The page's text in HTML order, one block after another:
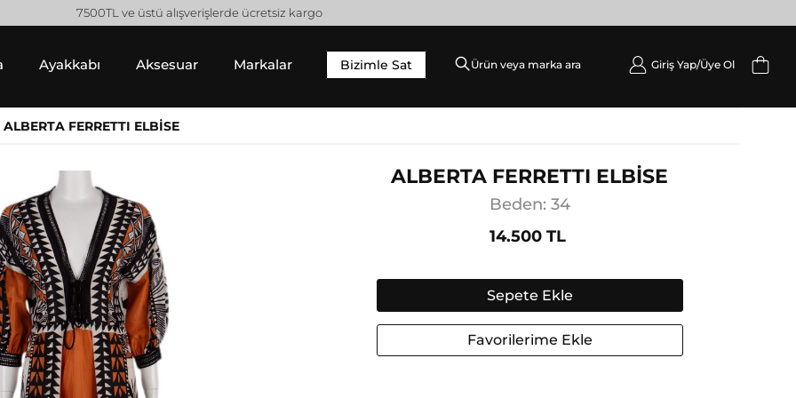
7500TL ve üstü alışverişlerde ücretsiz kargo
Ceket
Yelek
Ayakkabı Aksesuar Markalar
Gucci
Helmut Lang
Isabel Marant
Jil Sander
Jimmy Choo
Lanvin
Michael Kors
Bizimle Sat Giriş Yap/Üye Ol
FERRETTI ELBİSE
ALBERTA FERRETTI ELBİSE
Beden: 34
14.500 TL
Sepete Ekle
Favorilerime Ekle